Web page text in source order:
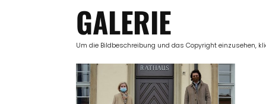
GALERIE
Um die Bildbeschreibung und das Copyright einzusehen,